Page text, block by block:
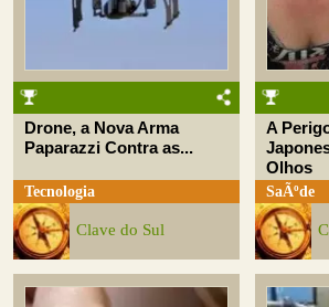
Drone, a Nova Arma
Paparazzi Contra as...
Tecnologia
Clave do Sul
A
Olhos
SaÃºde